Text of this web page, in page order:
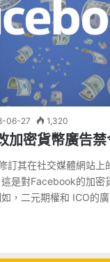
06-27 1,320
加密貨幣廣告禁
訂其在社交媒體網站上
是對Facebook的加密
，二元期權和 ICO的